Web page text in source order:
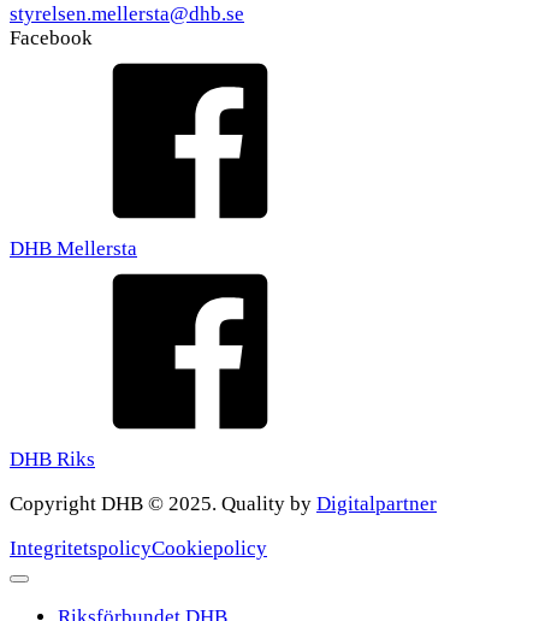
styrelsen.mellersta@dhb.se
Facebook
DHB Mellersta
DHB Riks
Copyright DHB © 2025. Quality by Digitalpartner
IntegritetspolicyCookiepolicy
Riksförbundet DHB